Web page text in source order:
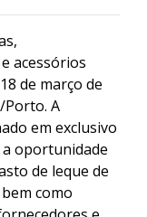
acessórios
de março de
Porto. A
em exclusivo
oportunidade
de leque de
como